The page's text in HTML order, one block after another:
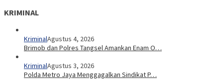
KRIMINAL
KriminalAgustus 4, 2026
Brimob dan Polres Tangsel Amankan Enam O…
KriminalAgustus 3, 2026
Polda Metro Jaya Menggagalkan Sindikat P…